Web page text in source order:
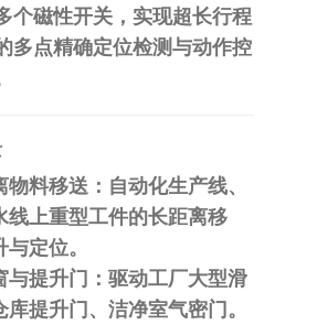
个磁性开关，实现超长行程
多点精确定位检测与动作控
物料移送：自动化生产线、
线上重型工件的长距离移
定位。
与提升门 ：驱动工厂大型滑
提升门、洁净室气密门。